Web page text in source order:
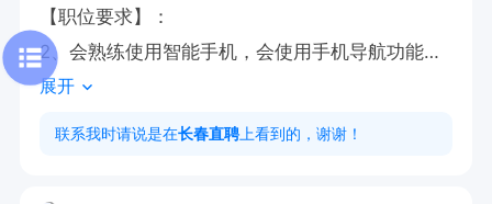
【职位要求】：
2、会熟练使用智能手机，会使用手机导航功能；
3、踏实肯干、吃苦耐劳；
4、会骑电动车；
展开
联系我时请说是在长春直聘 上看到的，谢谢！